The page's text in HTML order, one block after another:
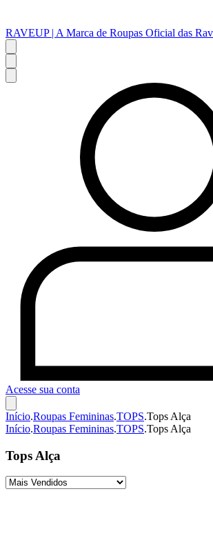
RAVEUP | A Marca de Roupas Oficial das
Acesse sua conta
Início.Roupas Femininas.TOPS.Tops Alça
Início.Roupas Femininas.TOPS.Tops Alça
Tops Alça